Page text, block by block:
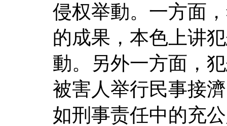
侵权举動。一方面
的成果，本色上讲
動。另外一方面，
被害人举行民事接
如刑事责任中的充